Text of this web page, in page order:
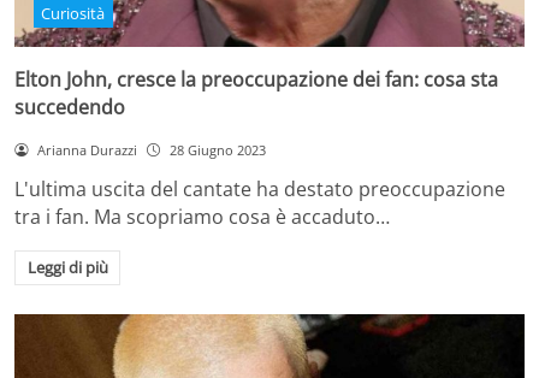
Curiosità
Elton John, cresce la preoccupazione dei fan: cosa sta
succedendo
Arianna Durazzi 28 Giugno 2023
L'ultima uscita del cantate ha destato preoccupazione
tra i fan. Ma scopriamo cosa è accaduto…
Leggi di più